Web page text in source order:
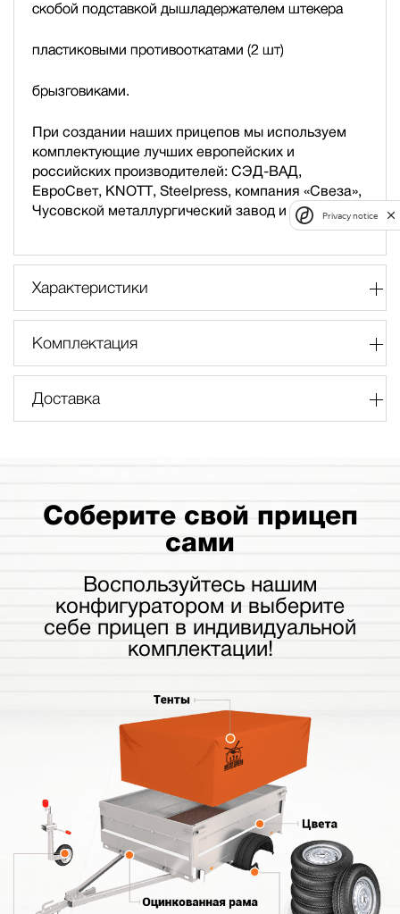
скобой подставкой дышладержателем штекера
пластиковыми противооткатами (2 шт)
брызговиками.
При создании наших прицепов мы используем
комплектующие лучших европейских и
российских производителей: СЭД-ВАД,
ЕвроСвет, KNOTT, Steelpress, компания «Свеза»,
Чусовской металлургический завод и др.
Характеристики
Комплектация
Доставка
Соберите свой прицеп
сами
Воспользуйтесь нашим
конфигуратором и выберите
себе прицеп в индивидуальной
комплектации!
Privacy notice